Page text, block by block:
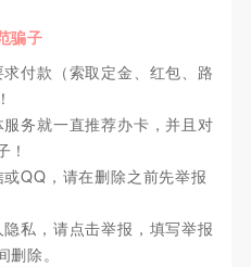
骗子
付款（索取定金、红包、路
务就一直推荐办卡，并且对
！
QQ，请在删除之前先举报
私，请点击举报，填写举报
除。